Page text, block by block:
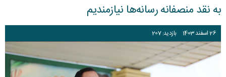
به نقد منصفانه رسانه‌ها نیازمندیم
26اسفند1403 بازدید: 207